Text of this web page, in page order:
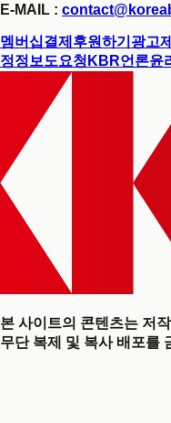
E-MAIL :
멤버십결제 후원하기 광고
정정보도요청 KBR언론윤
본 사이트의 콘텐츠는 저
무단 복제 및 복사 배포를